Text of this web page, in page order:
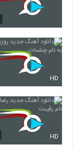
5344
5345
HD
HD